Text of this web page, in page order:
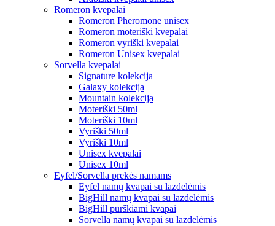
Romeron kvepalai
Romeron Pheromone unisex
Romeron moteriški kvepalai
Romeron vyriški kvepalai
Romeron Unisex kvepalai
Sorvella kvepalai
Signature kolekcija
Galaxy kolekcija
Mountain kolekcija
Moteriški 50ml
Moteriški 10ml
Vyriški 50ml
Vyriški 10ml
Unisex kvepalai
Unisex 10ml
Eyfel/Sorvella prekės namams
Eyfel namų kvapai su lazdelėmis
BigHill namų kvapai su lazdelėmis
BigHill purškiami kvapai
Sorvella namų kvapai su lazdelėmis